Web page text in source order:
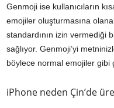
Genmoji ise kullanıcıların
emojiler oluşturmasına
standardının izin vermediği
sağlıyor. Genmoji’yi
böylece normal emojiler gibi
iPhone neden Çin’de